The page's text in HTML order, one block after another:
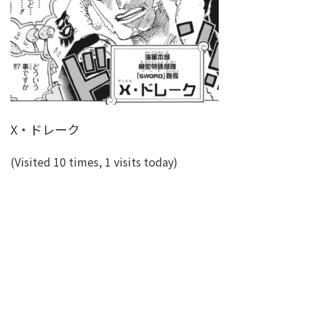
X・ドレーク
(Visited 10 times, 1 visits today)